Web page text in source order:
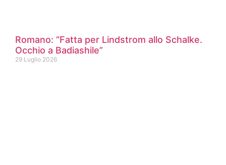
Romano: “Fatta per Lindstrom allo Schalke.
Occhio a Badiashile”
29 Luglio 2026